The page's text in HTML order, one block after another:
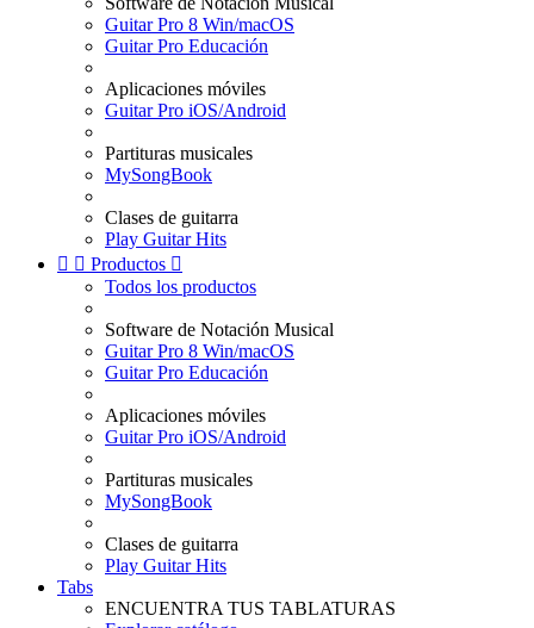
Guitar Pro 8 Win/macOS
Guitar Pro Educación
Aplicaciones móviles
Guitar Pro iOS/Android
Partituras musicales
MySongBook
Clases de guitarra
Play Guitar Hits
  Productos 
Todos los productos
Software de Notación Musical
Guitar Pro 8 Win/macOS
Guitar Pro Educación
Aplicaciones móviles
Guitar Pro iOS/Android
Partituras musicales
MySongBook
Clases de guitarra
Play Guitar Hits
Tabs
ENCUENTRA TUS TABLATURAS